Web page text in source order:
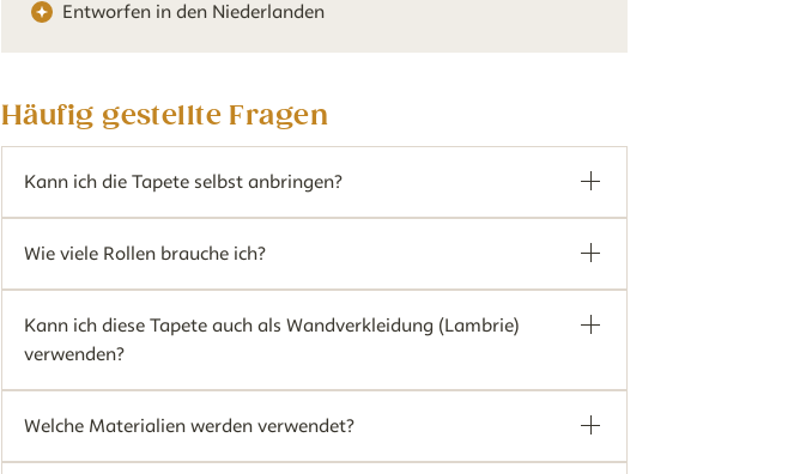
Entworfen in den Niederlanden
Häufig gestellte Fragen
Kann ich die Tapete selbst anbringen?
Wie viele Rollen brauche ich?
Kann ich diese Tapete auch als Wandverkleidung (Lambrie)
verwenden?
Welche Materialien werden verwendet?